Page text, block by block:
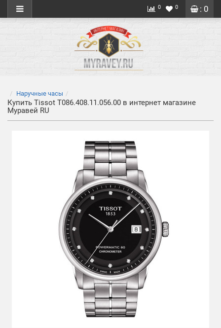
: 0
0 0
Наручные часы
Купить Tissot T086.408.11.056.00 в интернет магазине
Муравей RU